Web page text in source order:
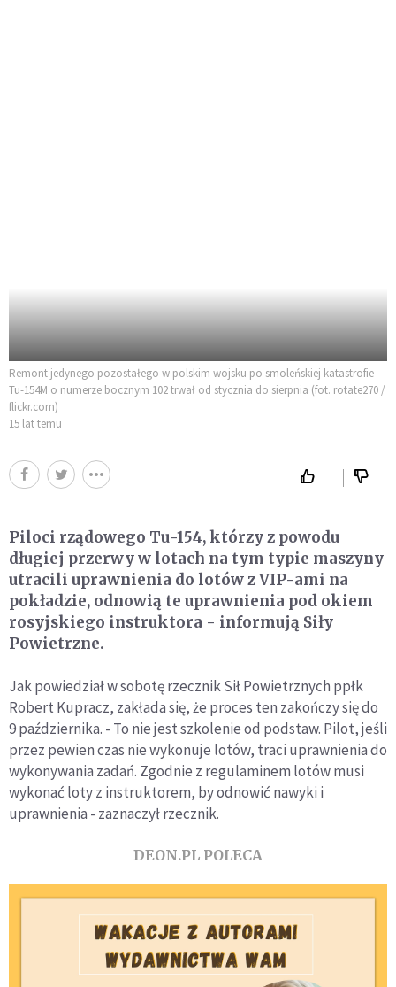
Remont jedynego pozostałego w polskim wojsku po smoleńskiej katastrofie
Tu-154M o numerze bocznym 102 trwał od stycznia do sierpnia (fot. rotate270 /
flickr.com)
15 lat temu
Piloci rządowego Tu-154, którzy z powodu
długiej przerwy w lotach na tym typie maszyny
utracili uprawnienia do lotów z VIP-ami na
pokładzie, odnowią te uprawnienia pod okiem
rosyjskiego instruktora - informują Siły
Powietrzne.
Jak powiedział w sobotę rzecznik Sił Powietrznych ppłk
Robert Kupracz, zakłada się, że proces ten zakończy się do
9 października. - To nie jest szkolenie od podstaw. Pilot, jeśli
przez pewien czas nie wykonuje lotów, traci uprawnienia do
wykonywania zadań. Zgodnie z regulaminem lotów musi
wykonać loty z instruktorem, by odnowić nawyki i
uprawnienia - zaznaczył rzecznik.
DEON.PL POLECA